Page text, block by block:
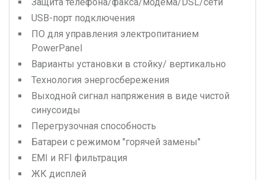
USB-порт подключения
ПО для управления электропитанием
PowerPanel
Варианты установки в стойку/ вертикально
Технология энергосбережения
Выходной сигнал напряжения в виде чистой
синусоиды
Перегрузочная способность
Батареи с режимом "горячей замены"
EMI и RFI фильтрация
ЖК дисплей